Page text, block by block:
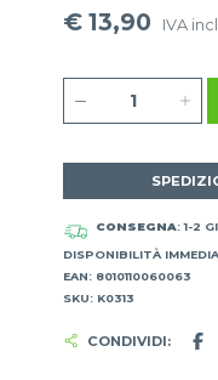
€ 13,90 IVA
CONSEGNA: 1-2
DISPONIBILITÀ
EAN: 8010110060063
SKU: K0313
CONDIVIDI: